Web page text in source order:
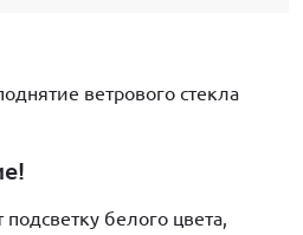
ветрового стекла
белого цвета,